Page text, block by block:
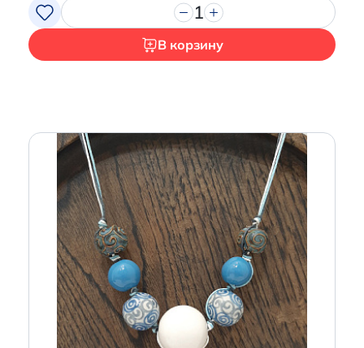
Итого:
Продолжить покупки
Перейти в корзину
1
В корзину